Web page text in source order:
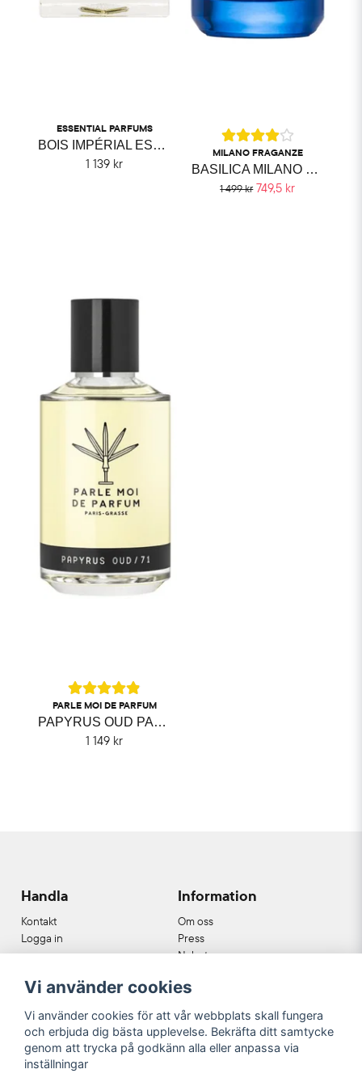
ESSENTIAL PARFUMS
BOIS IMPÉRIAL ESSENTIAL PARFUMS
1 139 kr
MILANO FRAGANZE
BASILICA MILANO FRAGRANZE
1 499 kr 749,5 kr
PARLE MOI DE PARFUM
PAPYRUS OUD PARLE MOI DE PARFUM
1 149 kr
Handla
Kontakt
Logga in
Information
Om oss
Press
Nyheter
Cookies
Köpvillkor
Våra partners
Vi använder cookies
Vi använder cookies för att vår webbplats skall fungera
och erbjuda dig bästa upplevelse. Bekräfta ditt samtycke
genom att trycka på godkänn alla eller anpassa via
inställningar